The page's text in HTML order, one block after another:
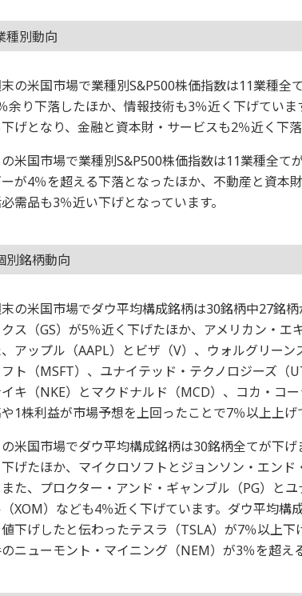
種別動向
の米国市場で業種別S&P500株価指数は11業種全
余り下落したほか、情報技術も3％近く下げてい
げとなり、金融と資本財・サービスも2％近く下落
米国市場で業種別S&P500株価指数は11業種全て
が4％を超える下落となったほか、不動産と資本
需品も3％近い下げとなっています。
別銘柄動向
の米国市場でダウ平均構成銘柄は30銘柄中27銘
ス（GS）が5％近く下げたほか、アメリカン・エ
、アップル（AAPL）とビザ（V）、ウォルグリー
ト（MSFT）、ユナイテッド・テクノロジーズ（
キ（NKE）とマクドナルド（MCD）、コカ・コ
1株利益が市場予想を上回ったことで7％以上上げ
米国市場でダウ平均構成銘柄は30銘柄全てが下
げたほか、マイクロソフトとジョンソン・エンド
た、プロクター・アンド・ギャンブル（PG）と
（XOM）なども4％近く下げています。ダウ平均
下げしたと伝わったテスラ（TSLA）が7％以上
ニューモント・マイニング（NEM）が3％を超え